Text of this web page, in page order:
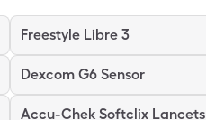
Freestyle Libre 3
Dexcom G6 Sensor
Accu-Chek Softclix Lancets